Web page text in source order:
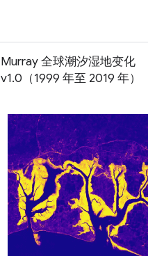
Murray 全球潮汐湿地变化
v1.0（1999 年至 2019 年）